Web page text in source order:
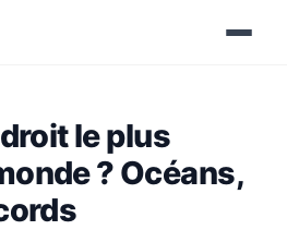
le plus
? Océans,